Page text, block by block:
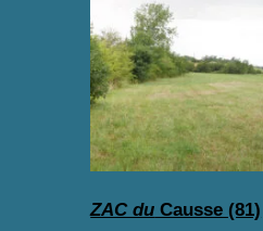
ZAC du Causse (81)